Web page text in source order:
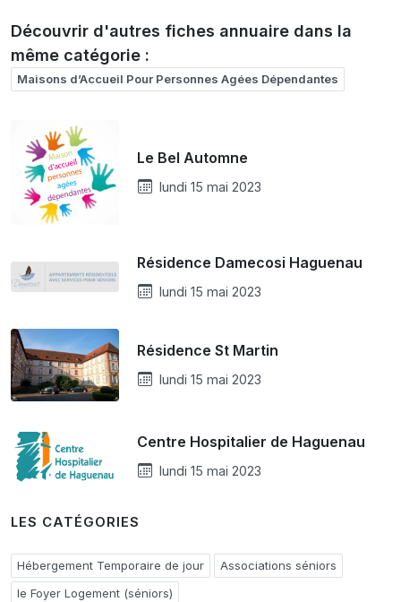
Découvrir d'autres fiches annuaire dans la
même catégorie :
Maisons d’Accueil Pour Personnes Agées Dépendantes
Le Bel Automne
lundi 15 mai 2023
Résidence Damecosi Haguenau
lundi 15 mai 2023
Résidence St Martin
lundi 15 mai 2023
Centre Hospitalier de Haguenau
lundi 15 mai 2023
LES CATÉGORIES
Hébergement Temporaire de jour
Associations séniors
le Foyer Logement (séniors)